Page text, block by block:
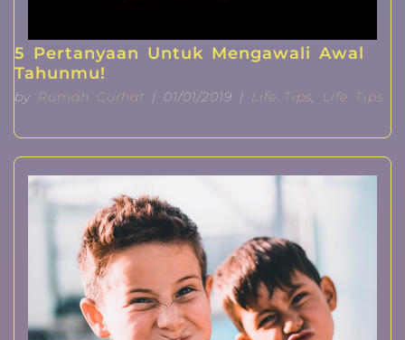
5 Pertanyaan Untuk Mengawali Awal
Tahunmu!
by Rumah Curhat | 01/01/2019 | Life Tips, Life Tips